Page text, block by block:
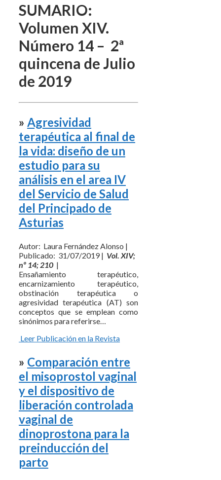
SUMARIO:
Volumen XIV.
Número 14 – 2ª
quincena de Julio
de 2019
» Agresividad
terapéutica al final de
la vida: diseño de un
estudio para su
análisis en el area IV
del Servicio de Salud
del Principado de
Asturias
Autor: Laura Fernández Alonso |
Publicado: 31/07/2019 | Vol. XIV;
nº 14; 210 |
Ensañamiento terapéutico,
encarnizamiento terapéutico,
obstinación terapéutica o
agresividad terapéutica (AT) son
conceptos que se emplean como
sinónimos para referirse…
Leer Publicación en la Revista
» Comparación entre
el misoprostol vaginal
y el dispositivo de
liberación controlada
vaginal de
dinoprostona para la
preinducción del
parto